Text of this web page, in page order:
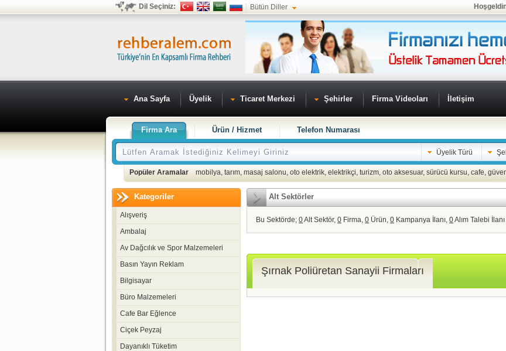
Dil Seçiniz: Bütün Diller
Ana Sayfa Üyelik Ticaret Merkezi Şehirler Firma Videoları İletişim
Firma Ara Ürün / Hizmet Telefon Numarası
Üyelik Türü
Popüler Aramalar mobilya, tarım, masaj salonu, oto elektrik, elektrikçi, turizm, oto aksesuar, sürücü kursu, cafe,
Kategoriler
Alışveriş
Ambalaj
Av Dağcılık ve Spor Malzemeleri
Basın Yayın Reklam
Bilgisayar
Büro Malzemeleri
Cafe Bar Eğlence
Ciçek Peyzaj
Dayanıklı Tüketim
Alt Sektörler
Bu Sektörde; 0Alt Sektör, 0 Firma, 0 Ürün, 0 Kampanya İlanı, 0Alım Talebi İlanı
Şırnak Poliüretan Sanayii Firmaları